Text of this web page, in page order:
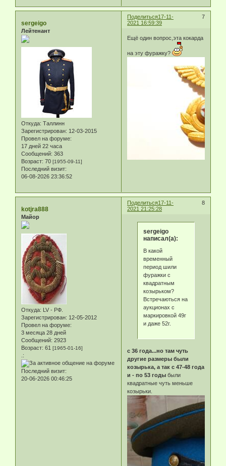
Поделиться 7
17-11-
2021 16:59:39
sergeigo
Лейтенант
Откуда: Таллинн
Зарегистрирован: 12-03-2015
Провел на форуме:
17 дней 22 часа
Сообщений: 363
Возраст: 70 [1955-09-11]
Последний визит:
06-08-2026 23:36:52
Ещё один вопрос,эта кокарда
на эту фуражку?
Поделиться 8
17-11-
2021 21:25:28
kotjra888
Майор
Откуда: LV - РФ.
Зарегистрирован: 12-05-2012
Провел на форуме:
3 месяца 28 дней
Сообщений: 2923
Возраст: 61 [1965-01-16]
.:
Последний визит:
20-06-2026 00:46:25
sergeigo
написал(а):
В какой
временный
период шили
фуражки с
квадратным
козырьком?
Встречаються на
аукционах с
маркировкой 49г
и даже 52г.
с 36 года...но там чуть
другие размеры были
козырька, а так с 47-48 года
и - по 53 годы были
квадратные чуть меньше
козырьки.